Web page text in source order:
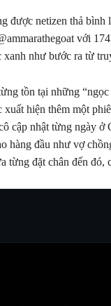
được netizen thả bình
với
xanh như bước ra từ
tồn tại những “ngọc
hiện thêm một
cập nhật từng ngày ở
hàng đầu như vợ
từng đặt chân đến đó,